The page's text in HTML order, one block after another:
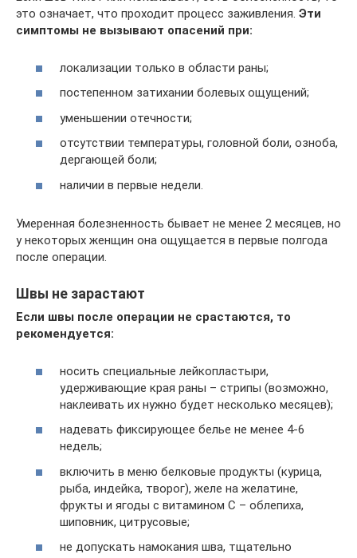
это означает, что проходит процесс заживления. Эти
симптомы не вызывают опасений при:
локализации только в области раны;
постепенном затихании болевых ощущений;
уменьшении отечности;
отсутствии температуры, головной боли, озноба,
дергающей боли;
наличии в первые недели.
Умеренная болезненность бывает не менее 2 месяцев, но
у некоторых женщин она ощущается в первые полгода
после операции.
Швы не зарастают
Если швы после операции не срастаются, то
рекомендуется:
носить специальные лейкопластыри,
удерживающие края раны – стрипы (возможно,
наклеивать их нужно будет несколько месяцев);
надевать фиксирующее белье не менее 4-6
недель;
включить в меню белковые продукты (курица,
рыба, индейка, творог), желе на желатине,
фрукты и ягоды с витамином С – облепиха,
шиповник, цитрусовые;
не допускать намокания шва, тщательно